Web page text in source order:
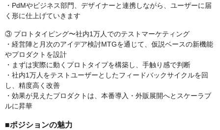
・PdMやビジネス部門、デザイナーと連携しながら、ユーザーに届
く形に仕上げていきます
③ プロトタイピング〜社内1万人でのテストマーケティング
・経営陣と月次のアイデア検討MTGを通じて、仮説ベースの新機能
やプロダクトを設計
・まずは実際に動くプロトタイプを構築し、手触り感で判断
・社内1万人をテストユーザーとしたフィードバックサイクルを回
し、精度高く改善
・効果が見えたプロダクトは、本番導入・外販展開へとスケーラブ
ルに昇華
■ポジションの魅力